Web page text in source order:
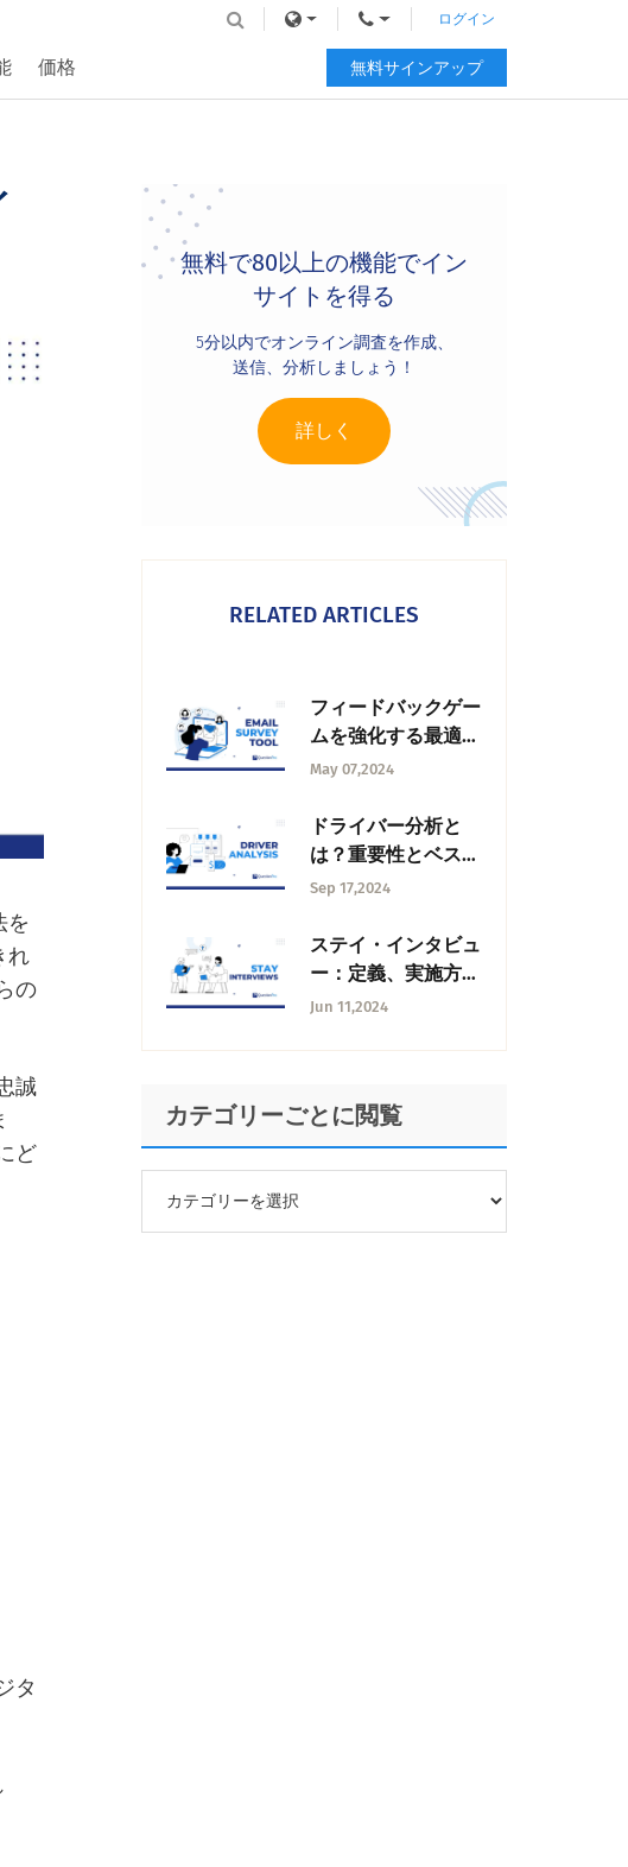
価格
ログイン
無料サインアップ
を
れ
の
誠
ど
タ
Primary
Sidebar
無料で80以上の機能でイン
サイトを得る
5分以内でオンライン調査を作成、
送信、分析しましょう！
詳しく
RELATED ARTICLES
フィードバックゲー
ムを強化する最適な
メールアンケートツ
May 07,2024
ドライバー分析と
は？重要性とベスト
プラクティス
Sep 17,2024
ステイ・インタビュ
ー：定義、実施方
法、15の質問
Jun 11,2024
カテゴリーごとに閲覧
ゴ